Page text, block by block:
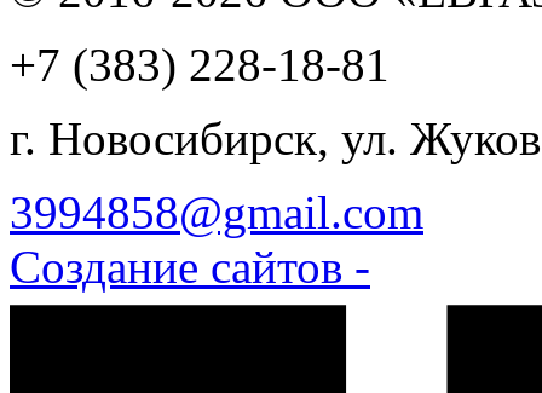
+7 (383) 228-18-81
г. Новосибирск, ул.
3994858@gmail.com
Создание сайтов -